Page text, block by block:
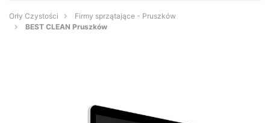
Orły Czystości
Firmy sprzątające - Pruszków
BEST CLEAN Pruszków